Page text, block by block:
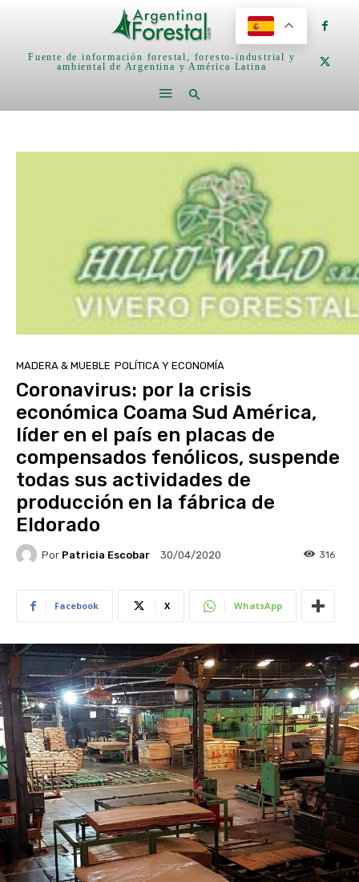
Fuente de información forestal, foresto-industrial y
ambiental de Argentina y América Latina
MADERA & MUEBLE POLÍTICA Y ECONOMÍA
Coronavirus: por la crisis
económica Coama Sud América,
líder en el país en placas de
compensados fenólicos, suspende
todas sus actividades de
producción en la fábrica de
Eldorado
Por Patricia Escobar 30/04/2020 316
Facebook X WhatsApp